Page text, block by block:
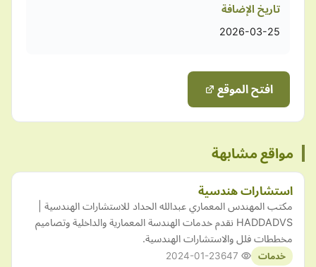
تاريخ الإضافة
2026-03-25
افتح الموقع
مواقع مشابهة
استشارات هندسية
مكتب المهندس المعماري عبدالله الحداد للاستشارات الهندسية |
HADDADVS نقدم خدمات الهندسة المعمارية والداخلية وتصاميم
مخططات فلل والاستشارات الهندسية.
خدمات 2024-01-23